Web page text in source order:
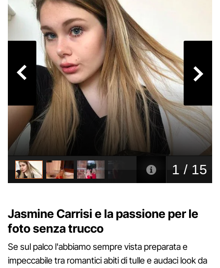
Jasmine Carrisi e la passione per le
foto senza trucco
Se sul palco l'abbiamo sempre vista preparata e
impeccabile tra romantici abiti di tulle e audaci look da